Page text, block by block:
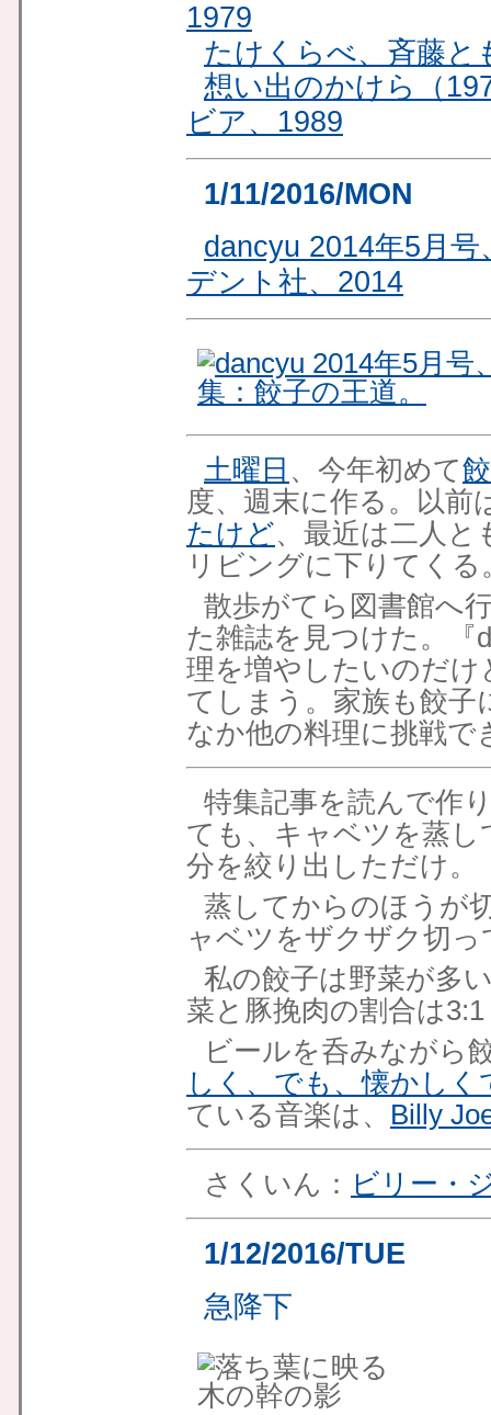
1979
たけくらべ、斉藤と
想い出のかけら（
ビア、1989
1/11/2016/MON
dancyu 2014年5月
デント社、2014
土曜日 、今年初めて
度、週末に作る。以前
たけど、最近は二人と
リビングに下りてくる
散歩がてら図書館へ
た雑誌を見つけた。『
理を増やしたいのだ
てしまう。家族も餃
なか他の料理に挑戦で
特集記事を読んで作
ても、キャベツを蒸
分を絞り出しただけ。
蒸してからのほうが
ャベツをザクザク切っ
私の餃子は野菜が多
菜と豚挽肉の割合は
ビールを呑みながら
しく、でも、懐かし
ている音楽は、 Billy
さくいん： ビリー・
1/12/2016/TUE
急降下